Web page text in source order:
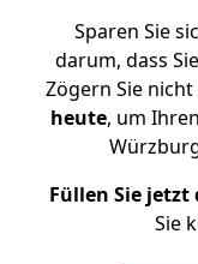
Sparen Sie
darum, dass
Zögern Sie
heute, um
Füllen Sie jetzt
Sie